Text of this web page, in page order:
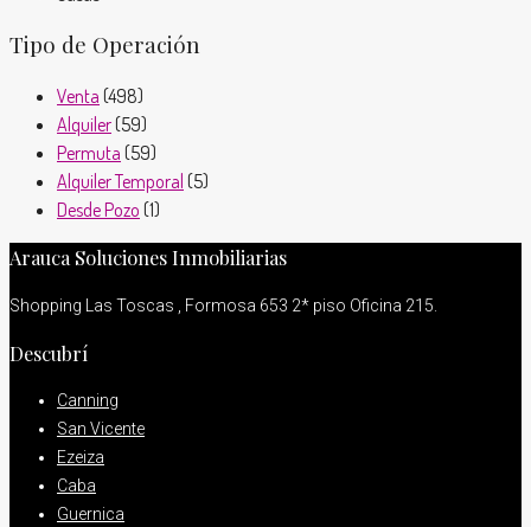
Tipo de Operación
Venta (498)
Alquiler(59)
Permuta (59)
Alquiler Temporal (5)
Desde Pozo (1)
Arauca Soluciones Inmobiliarias
Shopping Las Toscas , Formosa 653 2* piso Oficina 215.
Descubrí
Canning
San Vicente
Ezeiza
Caba
Guernica